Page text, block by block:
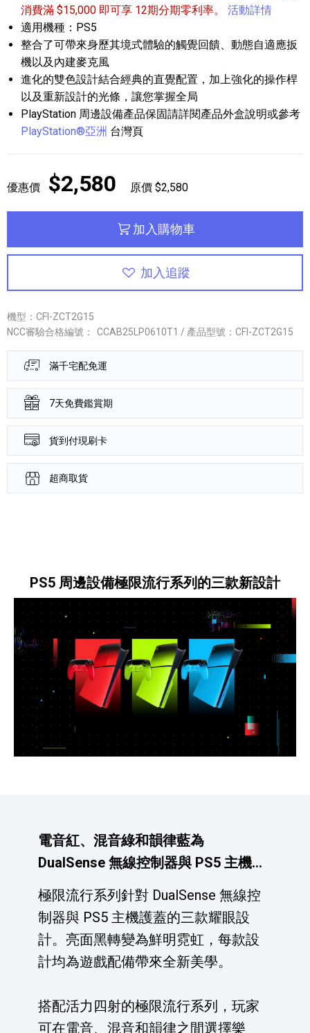
消費滿 $15,000 即可享 12期分期零利率。
活動詳情
適用機種：PS5
整合了可帶來身歷其境式體驗的觸覺回饋、動態自適應扳
機以及內建麥克風
進化的雙色設計結合經典的直覺配置，加上強化的操作桿
以及重新設計的光條，讓您掌握全局
PlayStation 周邊設備產品保固請詳閱產品外盒說明或參考
PlayStation®亞洲 台灣頁
優惠價 $2,580 原價 $2,580
加入購物車
加入追蹤
機型：CFI-ZCT2G15
NCC審驗合格編號：
CCAB25LP0610T1 / 產品型號：CFI-ZCT2G15
滿千宅配免運
7天免費鑑賞期
貨到付現刷卡
超商取貨
PS5 周邊設備極限流行系列的三款新設計
電音紅、混音綠和韻律藍為
DualSense 無線控制器與 PS5 主機護
蓋帶來新氛圍
極限流行系列針對 DualSense 無線控
制器與 PS5 主機護蓋的三款耀眼設
計。亮面黑轉變為鮮明霓虹，每款設
計均為遊戲配備帶來全新美學。
搭配活力四射的極限流行系列，玩家
可在電音、混音和韻律之間選擇樂